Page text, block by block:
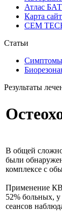
Атлас БАТ
Карта
CEM
Статьи
Результаты
В общей
были
комплексе с
Применение
52% больных,
сеансов